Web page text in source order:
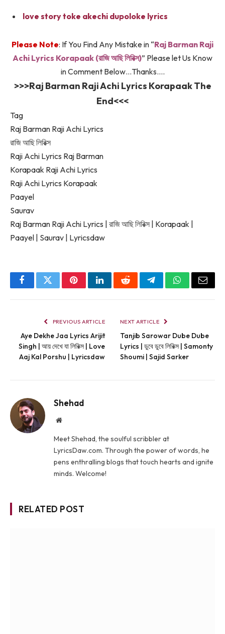
love story toke akechi dupoloke lyrics
Please Note: If You Find Any Mistake in “Raj Barman Raji
Achi Lyrics Korapaak (রাজি আছি লিরিক্স)” Please let Us Know
in Comment Below…Thanks….
>>>Raj Barman Raji Achi Lyrics Korapaak The
End<<<
Tag
Raj Barman Raji Achi Lyrics
রাজি আছি লিরিক্স
Raji Achi Lyrics Raj Barman
Korapaak Raji Achi Lyrics
Raji Achi Lyrics Korapaak
Paayel
Saurav
Raj Barman Raji Achi Lyrics | রাজি আছি লিরিক্স | Korapaak |
Paayel | Saurav | Lyricsdaw
FacebookTwitterPinterestLinkedInRedditTelegramWhatsApp
Email
PREVIOUS ARTICLE
Aye Dekhe Jaa Lyrics Arijit
Singh | আয় দেখে যা লিরিক্স | Love
Aaj Kal Porshu | Lyricsdaw
NEXT ARTICLE
Tanjib Sarowar Dube Dube
Lyrics | ডুবে ডুবে লিরিক্স | Samonty
Shoumi | Sajid Sarker
Shehad
Website
Meet Shehad, the soulful scribbler at
LyricsDaw.com. Through the power of words, he
pens enthralling blogs that touch hearts and ignite
minds. Welcome!
RELATED POST